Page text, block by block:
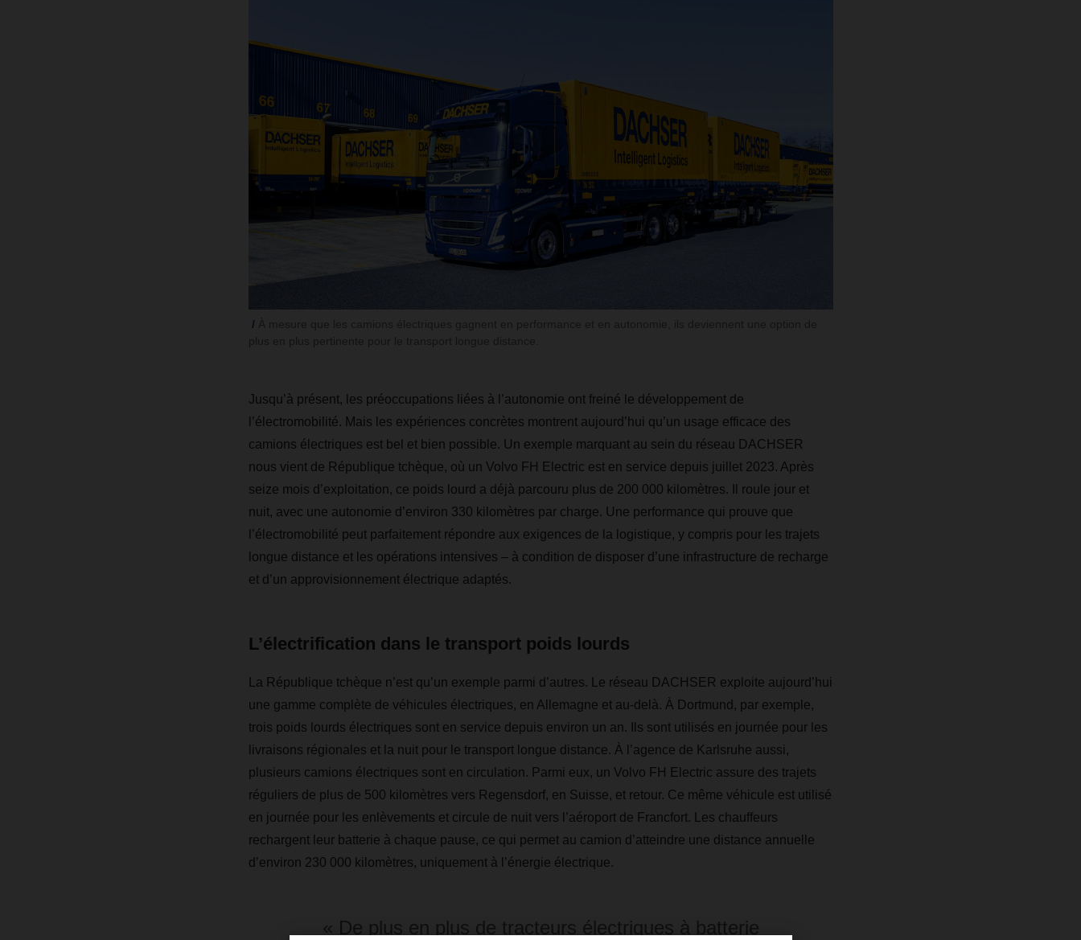
Jusqu’à présent, les préoccupations liées à l’autonomie ont freiné le développement de
l’électromobilité. Mais les expériences concrètes montrent aujourd’hui qu’un usage efficace des
camions électriques est bel et bien possible. Un exemple marquant au sein du réseau DACHSER
nous vient de République tchèque, où un Volvo FH Electric est en service depuis juillet 2023. Après
seize mois d’exploitation, ce poids lourd a déjà parcouru plus de 200 000 kilomètres. Il roule jour et
nuit, avec une autonomie d’environ 330 kilomètres par charge. Une performance qui prouve que
l’électromobilité peut parfaitement répondre aux exigences de la logistique, y compris pour les trajets
longue distance et les opérations intensives – à condition de disposer d’une infrastructure de recharge
et d’un approvisionnement électrique adaptés.
L’électrification dans le transport poids lourds
La République tchèque n’est qu’un exemple parmi d’autres. Le réseau DACHSER exploite aujourd’hui
une gamme complète de véhicules électriques, en Allemagne et au-delà. À Dortmund, par exemple,
trois poids lourds électriques sont en service depuis environ un an. Ils sont utilisés en journée pour les
livraisons régionales et la nuit pour le transport longue distance. À l’agence de Karlsruhe aussi,
plusieurs camions électriques sont en circulation. Parmi eux, un Volvo FH Electric assure des trajets
réguliers de plus de 500 kilomètres vers Regensdorf, en Suisse, et retour. Ce même véhicule est utilisé
en journée pour les enlèvements et circule de nuit vers l’aéroport de Francfort. Les chauffeurs
rechargent leur batterie à chaque pause, ce qui permet au camion d’atteindre une distance annuelle
d’environ 230 000 kilomètres, uniquement à l’énergie électrique.
« De plus en plus de tracteurs électriques à batterie